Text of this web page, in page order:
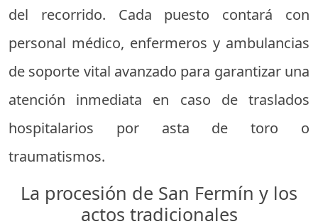
del recorrido. Cada puesto contará con
personal médico, enfermeros y ambulancias
de soporte vital avanzado para garantizar una
atención inmediata en caso de traslados
hospitalarios por asta de toro o
traumatismos.
La procesión de San Fermín y los
actos tradicionales